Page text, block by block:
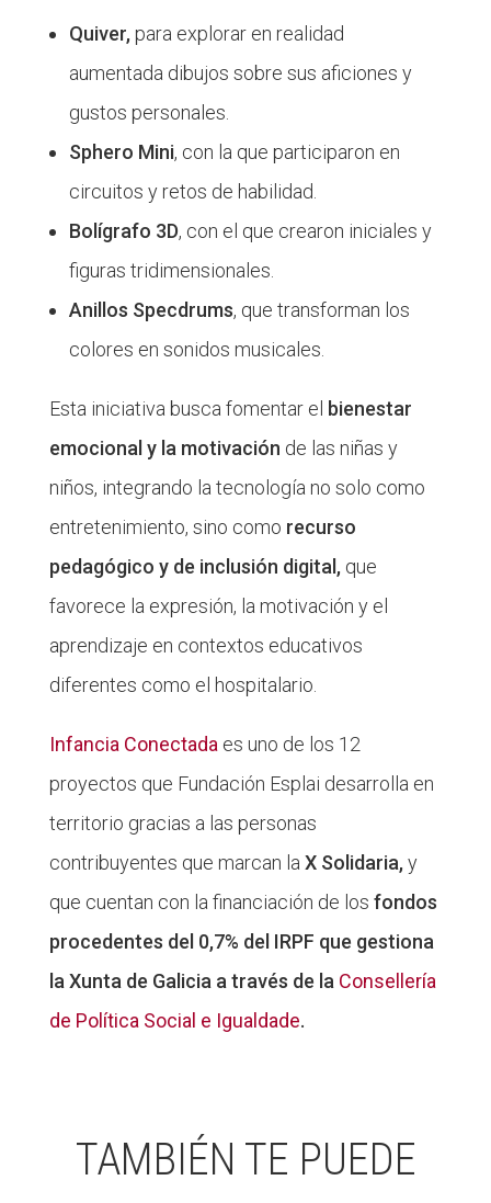
Quiver,para explorar en realidad
aumentada dibujos sobre sus aficiones y
gustos personales.
Sphero Mini, con la que participaron en
circuitos y retos de habilidad.
Bolígrafo 3D, con el que crearon iniciales y
figuras tridimensionales.
Anillos Specdrums, que transforman los
colores en sonidos musicales.
Esta iniciativa busca fomentar el bienestar
emocional y la motivación de las niñas y
niños, integrando la tecnología no solo como
entretenimiento, sino como recurso
pedagógico y de inclusión digital, que
favorece la expresión, la motivación y el
aprendizaje en contextos educativos
diferentes como el hospitalario.
Infancia Conectada es uno de los 12
proyectos que Fundación Esplai desarrolla en
territorio gracias a las personas
contribuyentes que marcan la X Solidaria,y
que cuentan con la financiación de los fondos
procedentes del 0,7% del IRPF que gestiona
la Xunta de Galicia a través de la Consellería
de Política Social e Igualdade.
TAMBIÉN TE PUEDE